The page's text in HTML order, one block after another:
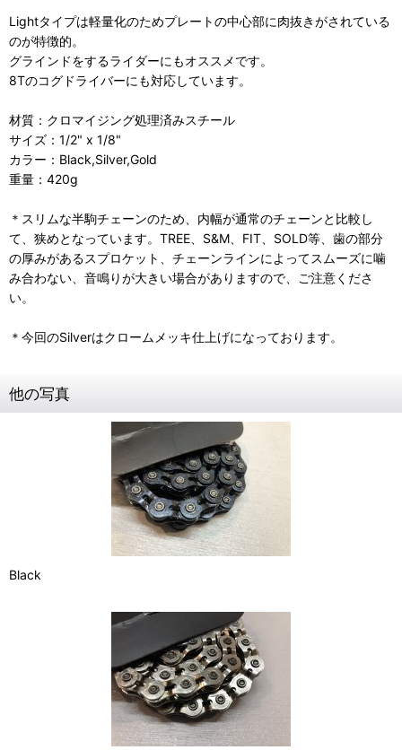
Lightタイプは軽量化のためプレートの中心部に肉抜きがされている
のが特徴的。
グラインドをするライダーにもオススメです。
8Tのコグドライバーにも対応しています。
材質：クロマイジング処理済みスチール
サイズ：1/2" x 1/8"
カラー：Black,Silver,Gold
重量：420g
＊スリムな半駒チェーンのため、内幅が通常のチェーンと比較し
て、狭めとなっています。TREE、S&M、FIT、SOLD等、歯の部分
の厚みがあるスプロケット、チェーンラインによってスムーズに噛
み合わない、音鳴りが大きい場合がありますので、ご注意くださ
い。
＊今回のSilverはクロームメッキ仕上げになっております。
他の写真
Black